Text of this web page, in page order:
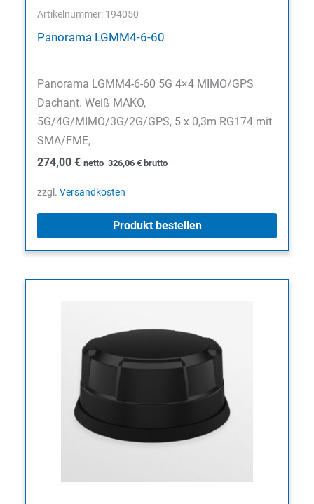
Artikelnummer: 194050
Panorama LGMM4-6-60
Panorama LGMM4-6-60 5G 4×4 MIMO/GPS
Dachant. Weiß MAKO,
5G/4G/MIMO/3G/2G/GPS, 5 x 0,3m RG174 mit
SMA/FME,
274,00 € netto 326,06 € brutto
zzgl. Versandkosten
Produkt bestellen